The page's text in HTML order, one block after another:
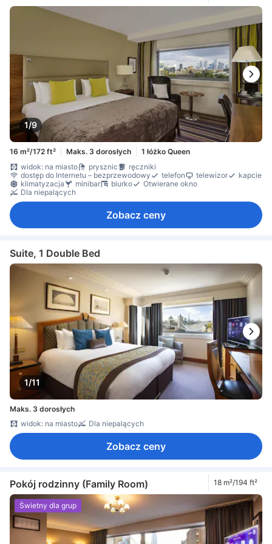
minibar
Łóżko rozkładane
stanowisko do pracy na laptopie
szafa
wieszak na ubrania
Łóżeczko dla dziecka (na życzenie)
czujnik dymu
Dla niepalących
sejf na laptopa
sejf w pokoju
Środki ochrony/bezpieczeństwa
1/9
16 m²/172 ft² Maks. 3 dorosłych
1 łóżko Queen
widok: na miasto
prysznic
ręczniki
dostęp do Internetu – bezprzewodowy
telefon telewizor
kapcie
klimatyzacja
minibar biurko
Otwierane okno
Dla niepalących
Zobacz ceny
Suite, 1 Double Bed
1/11
Maks. 3 dorosłych
widok: na miasto
Dla niepalących
Zobacz ceny
Pokój rodzinny (Family Room) 18 m²/194 ft²
Świetny dla grup